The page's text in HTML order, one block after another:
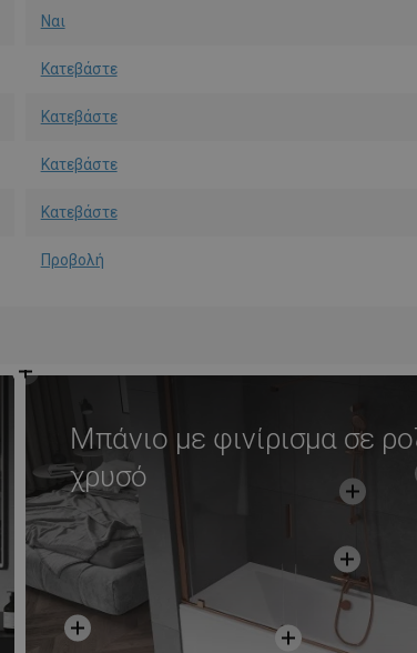
Ναι
Κατεβάστε
Κατεβάστε
Κατεβάστε
Κατεβάστε
Προβολή
Μπάνιο με φινίρισμα σε
χρυσό